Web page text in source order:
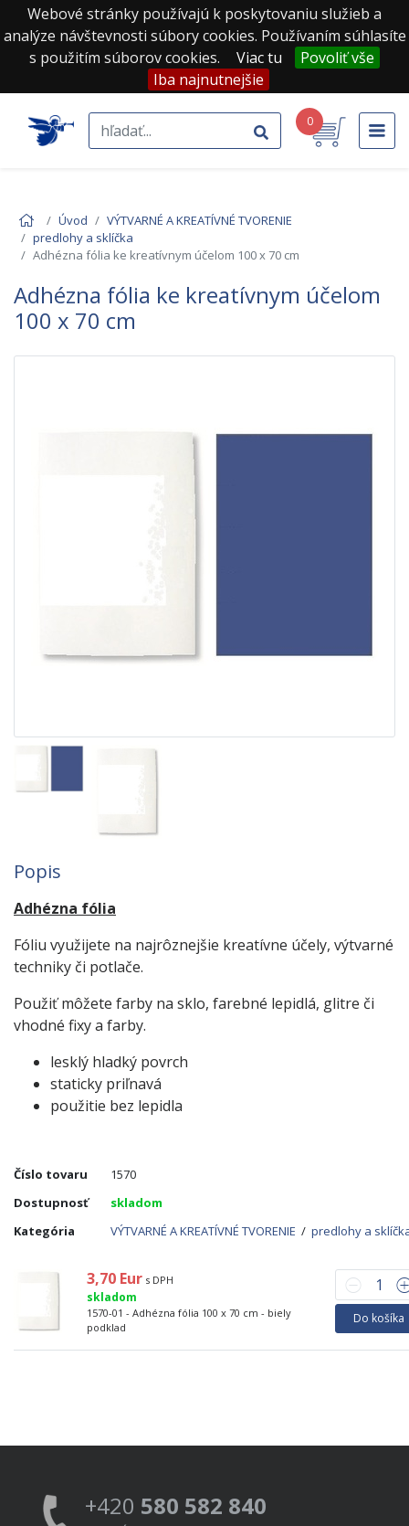
Webové stránky používajú k poskytovaniu služieb a
analýze návštevnosti súbory cookies. Používaním súhlasíte
s použitím súborov cookies.
Viac tu
Povoliť vše
Iba najnutnejšie
0
Úvod
VÝTVARNÉ A KREATÍVNÉ TVORENIE
predlohy a sklíčka
Adhézna fólia ke kreatívnym účelom 100 x 70 cm
Adhézna fólia ke kreatívnym účelom
100 x 70 cm
Popis
Adhézna fólia
Fóliu využijete na najrôznejšie kreatívne účely, výtvarné
techniky či potlače.
Použiť môžete farby na sklo, farebné lepidlá, glitre či
vhodné fixy a farby.
lesklý hladký povrch
staticky priľnavá
použitie bez lepidla
Číslo tovaru
1570
Dostupnosť
skladom
Kategória
VÝTVARNÉ A KREATÍVNÉ TVORENIE / predlohy a
3,70 Eur s DPH
skladom
1570-01 - Adhézna fólia 100 x 70 cm - biely
podklad
Do košíka
+420 580 582 840